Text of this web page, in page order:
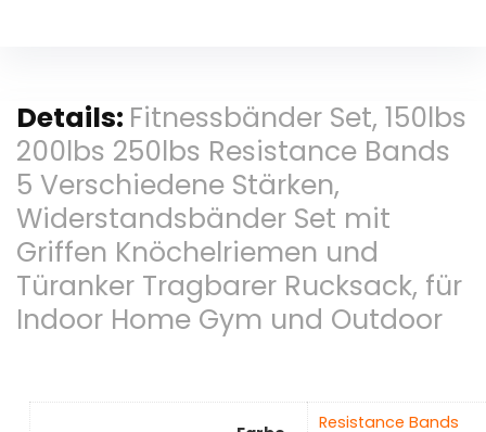
Details: Fitnessbänder Set, 150lbs
200lbs 250lbs Resistance Bands
5 Verschiedene Stärken,
Widerstandsbänder Set mit
Griffen Knöchelriemen und
Türanker Tragbarer Rucksack, für
Indoor Home Gym und Outdoor
‎Resistance Bands